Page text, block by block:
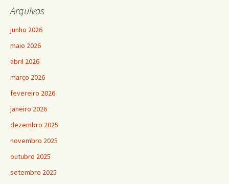
Arquivos
junho 2026
maio 2026
abril 2026
março 2026
fevereiro 2026
janeiro 2026
dezembro 2025
novembro 2025
outubro 2025
setembro 2025